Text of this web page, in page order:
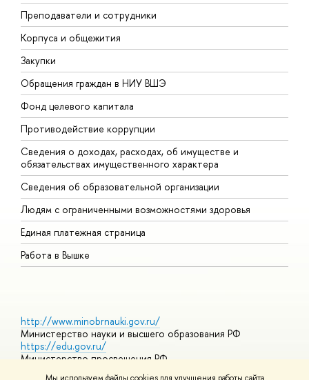
Преподаватели и сотрудники
Корпуса и общежития
Закупки
Обращения граждан в НИУ ВШЭ
Фонд целевого капитала
Противодействие коррупции
Сведения о доходах, расходах, об имуществе и
обязательствах имущественного характера
Сведения об образовательной организации
Людям с ограниченными возможностями здоровья
Единая платежная страница
Работа в Вышке
http://www.minobrnauki.gov.ru/
Министерство науки и высшего образования РФ
https://edu.gov.ru/
Министерство просвещения РФ
https://elearning.hse.ru/mooc